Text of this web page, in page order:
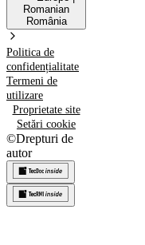
Romanian
România
Politica de
confidențialitate
Termeni de
utilizare
Proprietate site
Setări cookie
©Drepturi de
autor